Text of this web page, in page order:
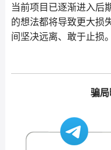
当前项目已逐渐进入后
的想法都将导致更大损
间坚决远离、敢于止损。
骗